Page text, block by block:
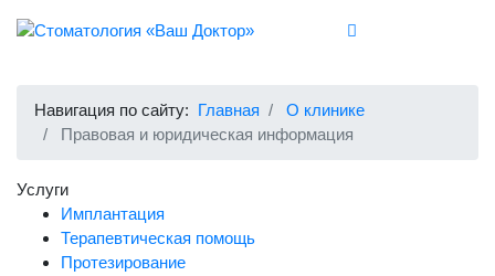
Навигация по сайту: Главная
О клинике
Правовая и юридическая информация
Услуги
Имплантация
Терапевтическая помощь
Протезирование